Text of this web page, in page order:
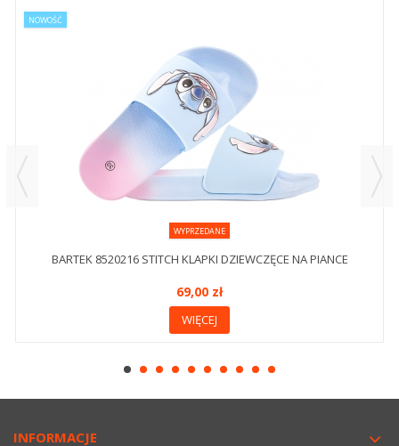
NOWOŚĆ
WYPRZEDANE
BARTEK 8520216 STITCH KLAPKI DZIEWCZĘCE NA PIANCE
69,00 zł
WIĘCEJ
INFORMACJE